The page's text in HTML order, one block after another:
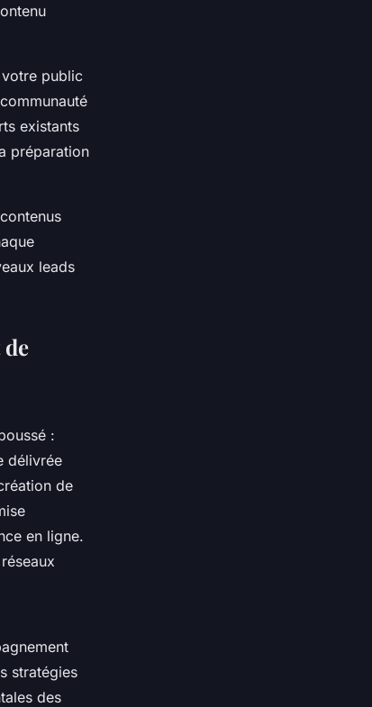
votre public
existants
préparation
leads
:
délivrée
de
en ligne.
stratégies
des